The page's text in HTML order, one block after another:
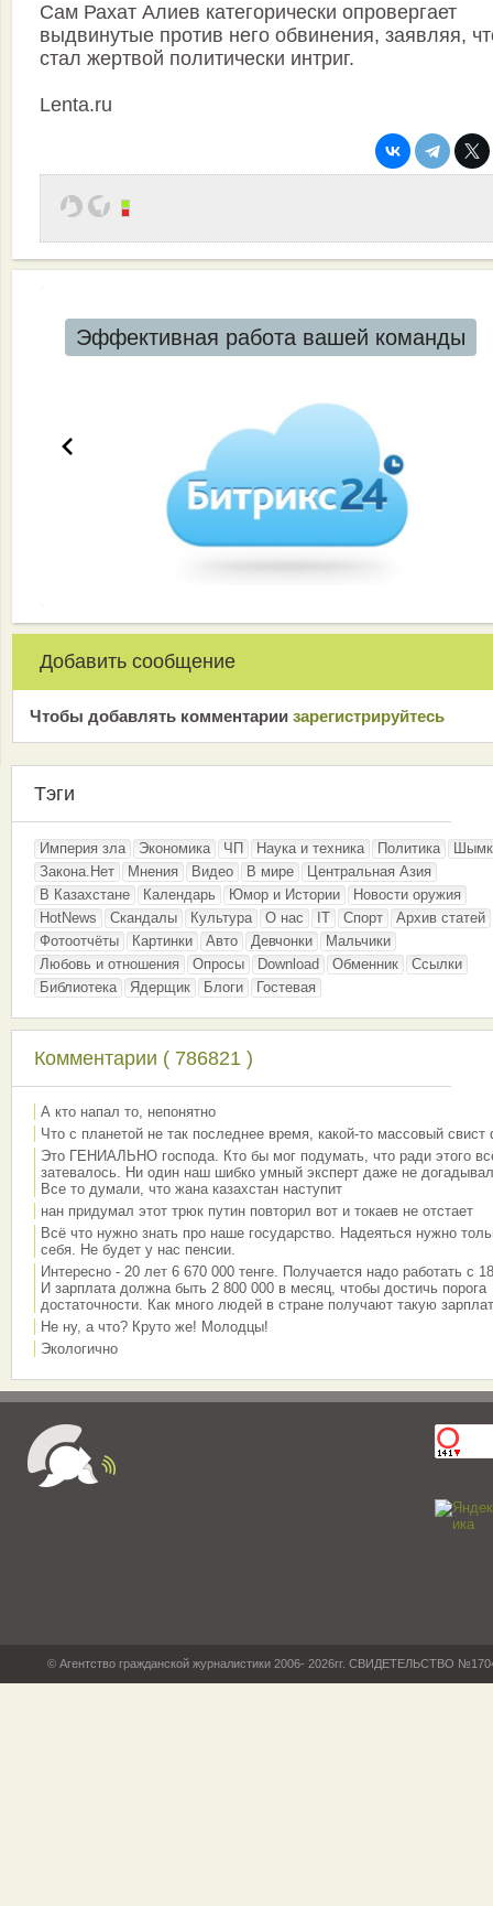
Сам Рахат Алиев категорически опровергает
выдвинутые против него обвинения, заявляя,
стал жертвой политически интриг.
Lenta.ru
Эффективная работа вашей команды
Добавить сообщение
Чтобы добавлять комментарии зарeгиcтрирyйтeсь
Тэги
Империя зла Экономика ЧП Наука и техника Политика
Закона.Нет
Мнения Видео В мире
Центральная Азия
В Казахстане
Календарь Юмор и Истории
Новости оружия
HotNews
Скандалы Культура О нас IT Спорт
Архив статей
Фотоотчёты
Картинки Авто Девчонки
Мальчики
Любовь и отношения
Опросы Download Обменник
Ссылки
Библиотека
Ядерщик Блоги Гостевая
Комментарии ( 786821 )
А кто напал то, непонятно
Что с планетой не так последнее время, какой-то массовый свист
Это ГЕНИАЛЬНО господа. Кто бы мог подумать, что ради этого
затевалось. Ни один наш шибко умный эксперт даже не
Все то думали, что жана казахстан наступит
нан придумал этот трюк путин повторил вот и токаев не отстает
Всё что нужно знать про наше государство. Надеяться нужно
себя. Не будет у нас пенсии.
Интересно - 20 лет 6 670 000 тенге. Получается надо работать с
И зарплата должна быть 2 800 000 в месяц, чтобы достичь порога
достаточности. Как много людей в стране получают такую
Не ну, а что? Круто же! Молодцы!
Экологично
© Агентство гражданской журналистики 2006- 2026гг. СВИДЕТЕЛЬСТВО